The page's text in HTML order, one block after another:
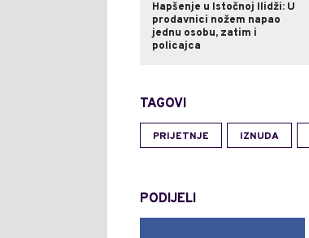
Hapšenje u Istočnoj Ilidži: U
prodavnici nožem napao
jednu osobu, zatim i
policajca
TAGOVI
PRIJETNJE IZNUDA
PODIJELI